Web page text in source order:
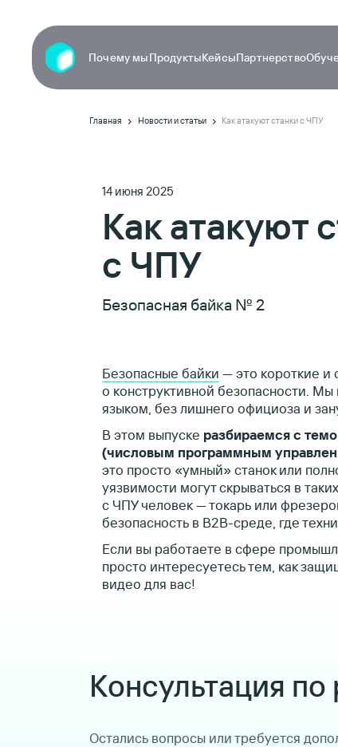
Почему мыПродуктыКейсыПартнерство
Главная Новости и статьи Как атакуют станки с ЧПУ
14 июня 2025
Как атакуют
с ЧПУ
Безопасная байка № 2
Безопасные байки — это короткие и
о конструктивной безопасности.
языком, без лишнего официоза и
В этом выпуске разбираемся с
(числовым программным
это просто «умный» станок или
уязвимости могут скрываться в
с ЧПУ человек — токарь или
безопасность в B2B-среде, где
Если вы работаете в сфере
просто интересуетесь тем, как
видео для вас!
Консультация
Остались вопросы или требуется